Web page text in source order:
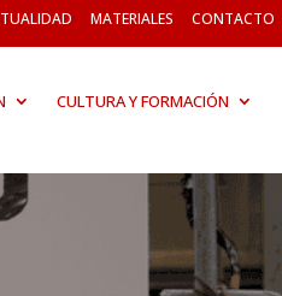
MATERIALES CONTACTO
CULTURA Y FORMACIÓN